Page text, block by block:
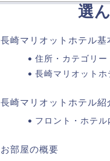
選
長崎マリオットホテル基
住所・カテゴリ
長崎マリオット
長崎マリオットホテル紹
フロント・ホテル
お部屋の概要